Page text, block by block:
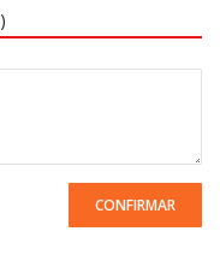
)
CONFIRMAR